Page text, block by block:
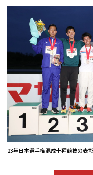
23年日本選手権混成十種競技の表